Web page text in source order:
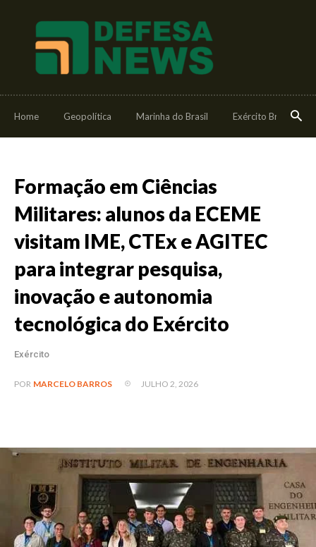
Home Geopolítica Marinha do Brasil Exército Brasileiro
Formação em Ciências
Militares: alunos da ECEME
visitam IME, CTEx e AGITEC
para integrar pesquisa,
inovação e autonomia
tecnológica do Exército
Exército
POR MARCELO BARROS JULHO 2, 2026